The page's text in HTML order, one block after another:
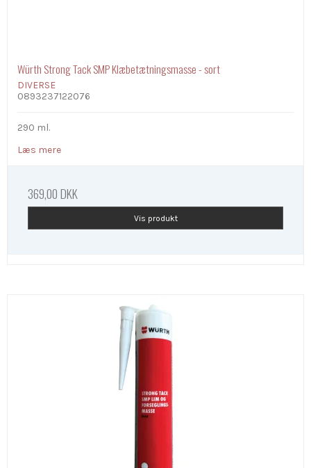
Würth Strong Tack SMP Klæbetætningsmasse - sort
DIVERSE
0893237122076
290 ml.
Læs mere
369,00 DKK
Vis produkt